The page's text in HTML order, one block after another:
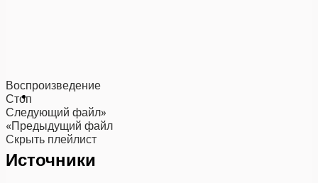
Воспроизведение
Стоп
Следующий файл»
«Предыдущий файл
Скрыть плейлист
Источники